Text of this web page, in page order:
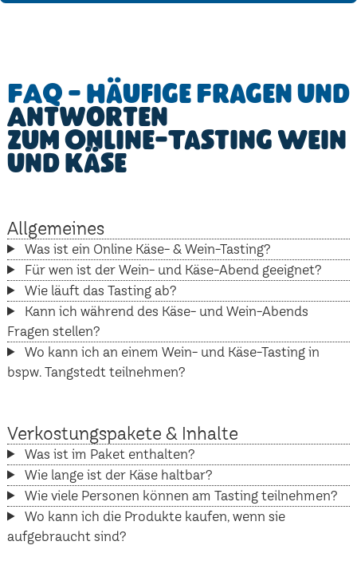
FAQ - Häufige Fragen und
Antworten
zum Online-Tasting Wein
und Käse
Allgemeines
Was ist ein Online Käse- & Wein-Tasting?
Für wen ist der Wein- und Käse-Abend geeignet?
Wie läuft das Tasting ab?
Kann ich während des Käse- und Wein-Abends
Fragen stellen?
Wo kann ich an einem Wein- und Käse-Tasting in
bspw. Tangstedt teilnehmen?
Verkostungspakete & Inhalte
Was ist im Paket enthalten?
Wie lange ist der Käse haltbar?
Wie viele Personen können am Tasting teilnehmen?
Wo kann ich die Produkte kaufen, wenn sie
aufgebraucht sind?